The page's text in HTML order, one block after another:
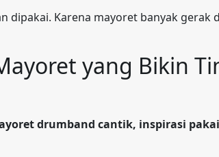
dipakai. Karena mayoret banyak gerak
yang Bikin
drumband cantik, inspirasi